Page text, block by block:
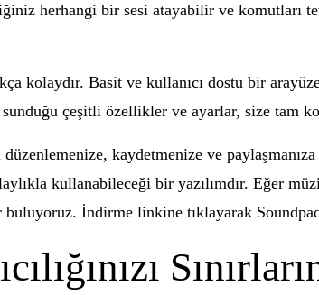
herhangi bir sesi atayabilir ve komutları
kolaydır. Basit ve kullanıcı dostu bir
çeşitli özellikler ve ayarlar, size tam
düzenlemenize, kaydetmenize ve
kullanabileceği bir yazılımdır. Eğer
buluyoruz. İndirme linkine tıklayarak